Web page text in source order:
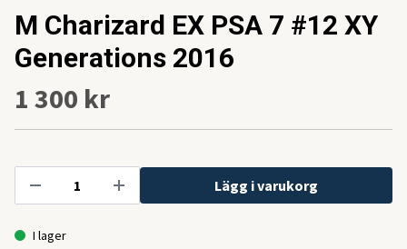
M Charizard EX PSA 7 #12 XY
Generations 2016
1 300 kr
Lägg i varukorg
I lager